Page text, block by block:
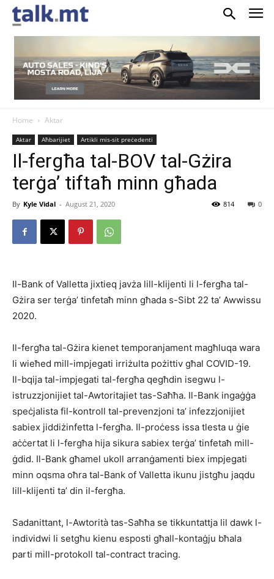
Home Aktar
Aktar Aħbarijiet Artikli mis-sit preċedenti
Il-fergħa tal-BOV tal-Gżira
terġa’ tiftaħ minn għada
By Kyle Vidal - August 21, 2020 0
814
Il-Bank of Valletta jixtieq javża lill-klijenti li l-fergħa tal-
Gżira ser terġa’ tinfetaħ minn għada s-Sibt 22 ta’ Awwissu
2020.
Il-fergħa tal-Gżira kienet temporanjament magħluqa wara
li wieħed mill-impjegati irriżulta pożittiv għal COVID-19.
Il-bqija tal-impjegati tal-fergħa qegħdin isegwu l-
istruzzjonijiet tal-Awtoritajiet tas-Saħħa. Il-Bank ingaġġa
speċjalista fil-kontroll tal-prevenzjoni ta’ infezzjonijiet
sabiex jiddiżinfetta l-fergħa. Il-proċess issa tlesta u ġie
aċċertat li l-fergħa hija sikura sabiex terġa’ tinfetaħ mill-
ġdid. Il-Bank għamel ukoll arranġamenti biex impjegati
minn oqsma oħra tal-Bank of Valletta ikunu jistgħu jaqdu
lill-klijenti ta’ din il-fergħa.
Sadanittant, l-Awtorità tas-Saħħa se tikkuntattja lil dawk l-
individwi li setgħu kienu esposti għall-kontaġju bħala
parti mill-protokoll tal-contract tracing.